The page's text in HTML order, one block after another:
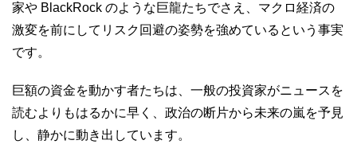
家や BlackRock のような巨龍たちでさえ、マクロ経済の
激変を前にしてリスク回避の姿勢を強めているという事実
です。
巨額の資金を動かす者たちは、一般の投資家がニュースを
読むよりもはるかに早く、政治の断片から未来の嵐を予見
し、静かに動き出しています。